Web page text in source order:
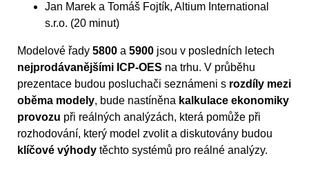
Jan Marek a Tomáš Fojtík, Altium International
s.r.o. (20 minut)
Modelové řady 5800 a 5900 jsou v posledních letech
nejprodávanějšími ICP-OES na trhu. V průběhu
prezentace budou posluchači seznámeni s rozdíly mezi
oběma modely, bude nastíněna kalkulace ekonomiky
provozu při reálných analýzách, která pomůže při
rozhodování, který model zvolit a diskutovány budou
klíčové výhody těchto systémů pro reálné analýzy.